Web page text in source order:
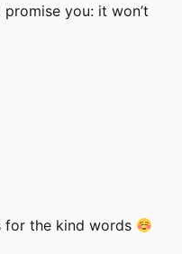
you: it won’t
for the kind words